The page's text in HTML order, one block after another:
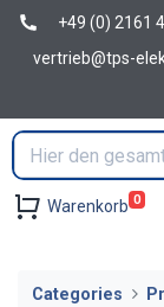
+49 (0) 2161
vertrieb@tps-
Warenkorb 0
Categories